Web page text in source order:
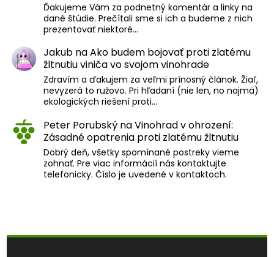
Ďakujeme Vám za podnetný komentár a linky na
dané štúdie. Prečítali sme si ich a budeme z nich
prezentovať niektoré…
Jakub naAko budem bojovať proti zlatému
žltnutiu viniča vo svojom vinohrade
Zdravím a ďakujem za veľmi prínosný článok. Žiaľ,
nevyzerá to ružovo. Pri hľadaní (nie len, no najmä)
ekologických riešení proti…
Peter Porubský naVinohrad v ohrození:
Zásadné opatrenia proti zlatému žltnutiu
Dobrý deň, všetky spomínané postreky vieme
zohnať. Pre viac informácií nás kontaktujte
telefonicky. Číslo je uvedené v kontaktoch.